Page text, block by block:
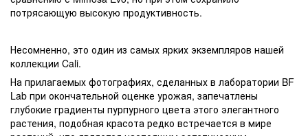
потрясающую высокую продуктивность.
Несомненно, это один из самых ярких экземпляров нашей
коллекции Cali.
На прилагаемых фотографиях, сделанных в лаборатории BF
Lab при окончательной оценке урожая, запечатлены
глубокие градиенты пурпурного цвета этого элегантного
растения, подобная красота редко встречается в мире